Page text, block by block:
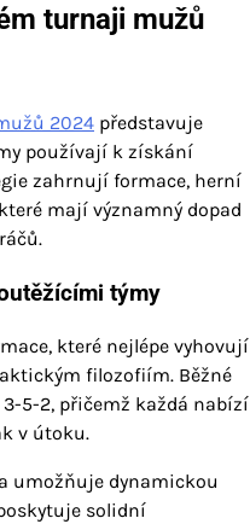
turnaji mužů
2024 představuje
používají k získání
zahrnují formace, herní
mají významný dopad
týmy
které nejlépe vyhovují
filozofiím. Běžné
5-2, přičemž každá nabízí
v útoku.
umožňuje dynamickou
solidní